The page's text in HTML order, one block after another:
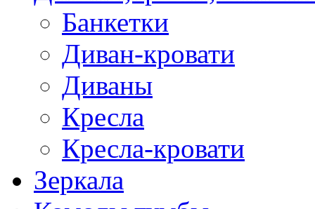
Банкетки
Диван-кровати
Диваны
Кресла
Кресла-кровати
Зеркала